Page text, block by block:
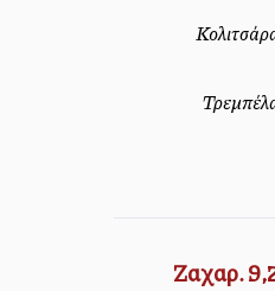
Ζαχαρ.